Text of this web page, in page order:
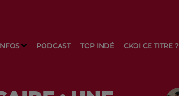
PODCAST TOP INDÉ CKOI CE TITRE ?